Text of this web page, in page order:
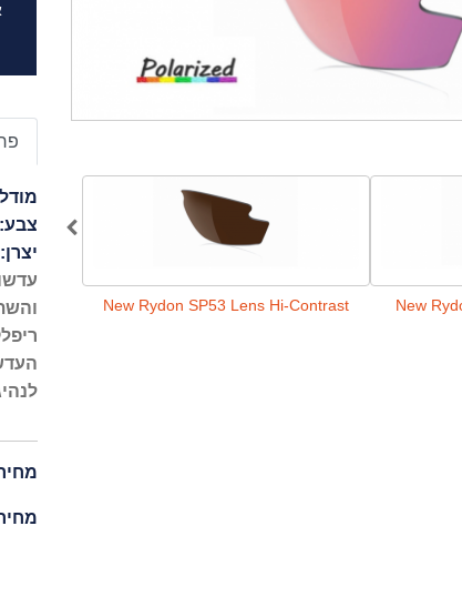
New
New Rydon SP53 Lens Hi-Contrast
Pure
צבע:
יצרן: